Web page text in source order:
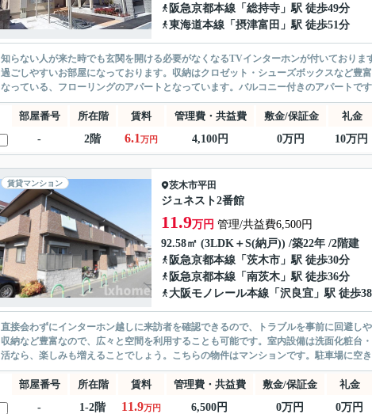
阪急京都本線 「 総持寺 」駅 徒歩49分
東海道本線 「 摂津富田 」駅 徒歩51分
知らない人が来た時でも玄関を開ける必要がなくなるTVインターホンが付いておりま
過ごしやすいお部屋になっております。収納はクロゼット・シューズボックスなど豊
なっている、フローリングのアパートとなっています。バルコニー付きのアパートで
部屋番号 所在階 賃料 管理費・共益費 敷金/保証金 礼金
-
2階 6.1万円 4,100円 0万円 10万円
賃貸マンション 茨木市平田
ジュネスト2番館
11.9万円 管理/共益費6,500円
92.58㎡ (3LDK＋S(納戸)) /築22年 /2階建
阪急京都本線 「 茨木市 」駅 徒歩30分
阪急京都本線 「 南茨木 」駅 徒歩36分
大阪モノレール本線 「 沢良宜 」駅 徒歩
直接会わずにインターホン越しに来訪者を確認できるので、トラブルを事前に回避し
収納など豊富なので、広々と空間を利用することも可能です。室内設備は洗面化粧台
活なら、楽しみも増えることでしょう。こちらの物件はマンションです。駐車場に空
部屋番号 所在階 賃料 管理費・共益費 敷金/保証金 礼金
-
1-2階 11.9万円 6,500円 0万円 0万円